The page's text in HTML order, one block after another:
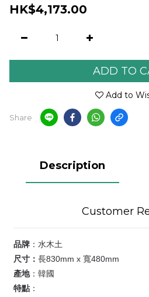
HK$4,173.00
ADD TO
Add to
Share
Description
Customer
品牌 ：水木土
尺寸： 長830mm x 寬480mm
產地：韓國
特點 ：